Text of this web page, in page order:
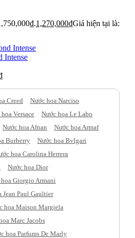
1,270,000₫Giá hiện tại là:
Intense
Creed
Nước hoa Narciso
Versace
Nước hoa Le Labo
Nước hoa Afnan
Nước hoa Armaf
Burberry
Nước hoa Bvlgari
hoa Carolina Herrera
Nước hoa Dior
Giorgio Armani
Jean Paul Gaultier
hoa Maison Margiela
Marc Jacobs
hoa Parfums De Marly